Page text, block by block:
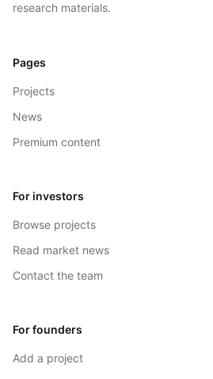
research materials.
Pages
Projects
News
Premium content
For investors
Browse projects
Read market news
Contact the team
For founders
Add a project